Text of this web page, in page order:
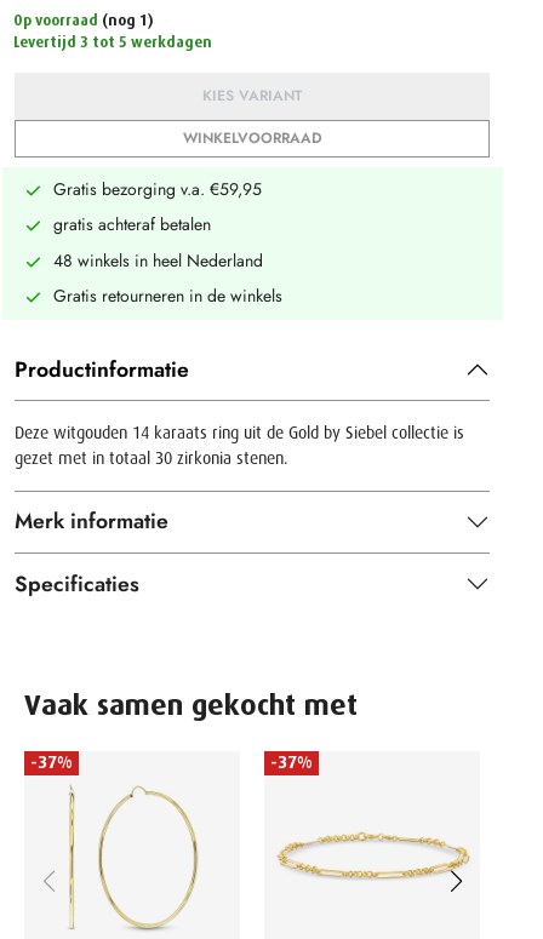
Op voorraad (nog 1)
Levertijd 3 tot 5 werkdagen
KIES VARIANT
WINKELVOORRAAD
Gratis bezorging v.a. €59,95
gratis achteraf betalen
48 winkels in heel Nederland
Gratis retourneren in de winkels
Productinformatie
Deze witgouden 14 karaats ring uit de Gold by Siebel collectie is
gezet met in totaal 30 zirkonia stenen.
Merk informatie
Specificaties
Vaak samen gekocht met
-37% -37%